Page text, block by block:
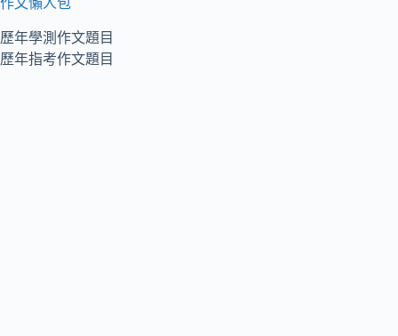
作文懶人包
歷年學測作文題目
歷年指考作文題目